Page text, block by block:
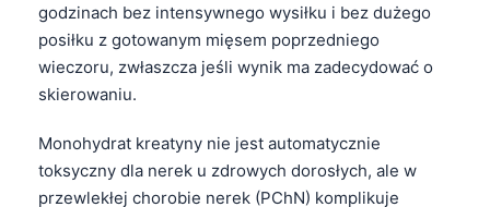
godzinach bez intensywnego wysiłku i bez dużego
posiłku z gotowanym mięsem poprzedniego
wieczoru, zwłaszcza jeśli wynik ma zadecydować o
skierowaniu.
Monohydrat kreatyny nie jest automatycznie
toksyczny dla nerek u zdrowych dorosłych, ale w
przewlekłej chorobie nerek (PChN) komplikuje